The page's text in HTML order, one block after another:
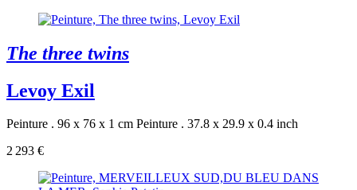
The three twins
Levoy Exil
Peinture . 96 x 76 x 1 cm Peinture . 37.8 x 29.9 x 0.4 inch
2 293 €